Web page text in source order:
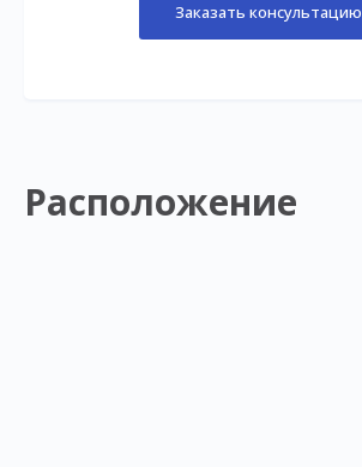
Заказать консультацию
Расположение